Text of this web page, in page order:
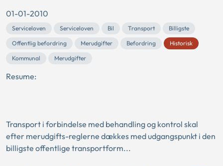
01-01-2010
Serviceloven Serviceloven Bil Transport
Billigste
Offentlig befordring
Merudgifter Befordring
Historisk
Kommunal
Merudgifter
Resume:
Transport i forbindelse med behandling og kontrol skal
efter merudgifts-reglerne dækkes med udgangspunkt i den
billigste offentlige transportform...